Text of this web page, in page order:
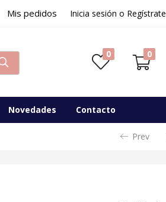
Mis pedidos Inicia sesión o Regístrate
0 0
Novedades Contacto
Prev